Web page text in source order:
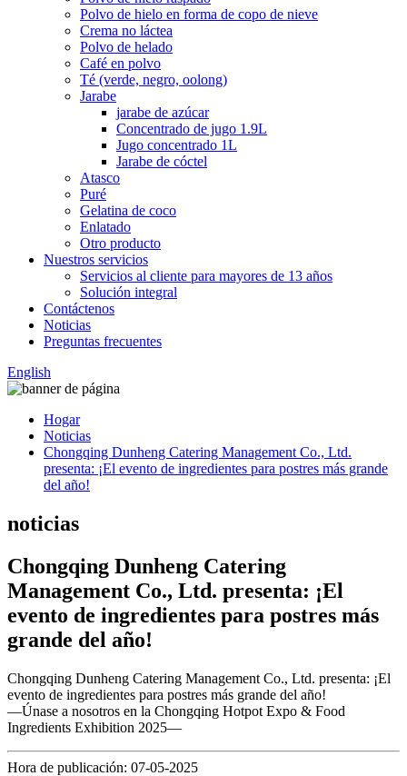
Polvo de hielo en forma de copo de nieve
Crema no láctea
Polvo de helado
Café en polvo
Té (verde, negro, oolong)
Jarabe
jarabe de azúcar
Concentrado de jugo 1.9L
Jugo concentrado 1L
Jarabe de cóctel
Atasco
Puré
Gelatina de coco
Enlatado
Otro producto
Nuestros servicios
Servicios al cliente para mayores de 13 años
Solución integral
Contáctenos
Noticias
Preguntas frecuentes
English
Hogar
Noticias
Chongqing Dunheng Catering Management Co., Ltd.
presenta: ¡El evento de ingredientes para postres más grande
del año!
noticias
Chongqing Dunheng Catering
Management Co., Ltd. presenta: ¡El
evento de ingredientes para postres más
grande del año!
Chongqing Dunheng Catering Management Co., Ltd. presenta: ¡El
evento de ingredientes para postres más grande del año!
—Únase a nosotros en la Chongqing Hotpot Expo & Food
Ingredients Exhibition 2025—
Hora de publicación: 07-05-2025